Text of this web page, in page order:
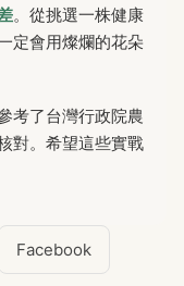
。從挑選一株健康
定會用燦爛的花朵
考了台灣行政院農
對。希望這些實戰
Facebook